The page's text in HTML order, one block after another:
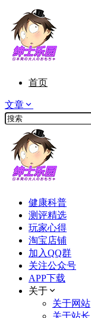
首页
文章
健康科普
测评精选
玩家心得
淘宝店铺
加入QQ群
关注公众号
APP下载
关于
关于网站
关于站长